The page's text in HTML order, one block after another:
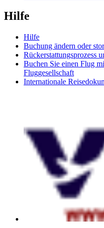
Hilfe
Hilfe
Buchung ändern oder
Rückerstattungsprozess
Buchen Sie einen Flug
Fluggesellschaft
Internationale